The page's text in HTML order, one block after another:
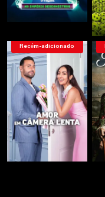
Recém-adicionado